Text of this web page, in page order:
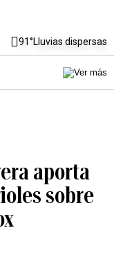
91°Lluvias dispersas
aporta
sobre